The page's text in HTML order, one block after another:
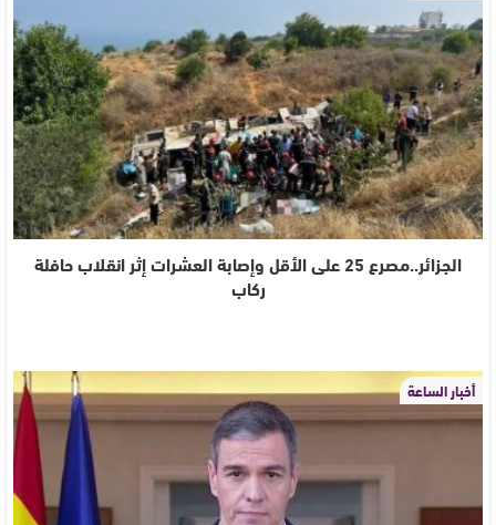
الجزائر..مصرع 25 على الأقل وإصابة العشرات إثر انقلاب حافلة
ركاب
أخبار الساعة